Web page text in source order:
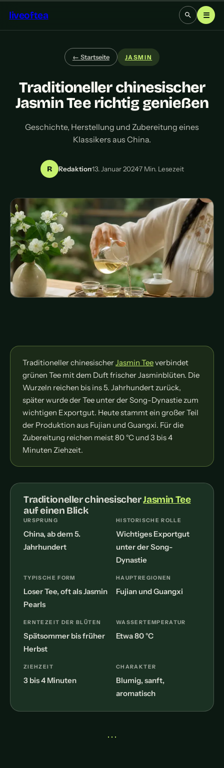
liveoftea ☰
← Startseite JASMIN
Traditioneller chinesischer
Jasmin Tee richtig genießen
Geschichte, Herstellung und Zubereitung eines
Klassikers aus China.
R Redaktion·13. Januar 2024·7 Min. Lesezeit
Traditioneller chinesischerJasmin Teeverbindet
grünen Tee mit dem Duft frischer Jasminblüten. Die
Wurzeln reichen bis ins 5. Jahrhundert zurück,
später wurde der Tee unter der Song-Dynastie zum
wichtigen Exportgut. Heute stammt ein großer Teil
der Produktion aus Fujian und Guangxi. Für die
Zubereitung reichen meist 80 °C und 3 bis 4
Minuten Ziehzeit.
Traditioneller chinesischerJasmin Tee
auf einen Blick
URSPRUNG
China, ab dem 5.
Jahrhundert
HISTORISCHE ROLLE
Wichtiges Exportgut
unter der Song-
Dynastie
TYPISCHE FORM
Loser Tee, oft als Jasmin
Pearls
HAUPTREGIONEN
Fujian und Guangxi
ERNTEZEIT DER BLÜTEN
Spätsommer bis früher
Herbst
WASSERTEMPERATUR
Etwa 80 °C
ZIEHZEIT
3 bis 4 Minuten
CHARAKTER
Blumig, sanft,
aromatisch
• • •